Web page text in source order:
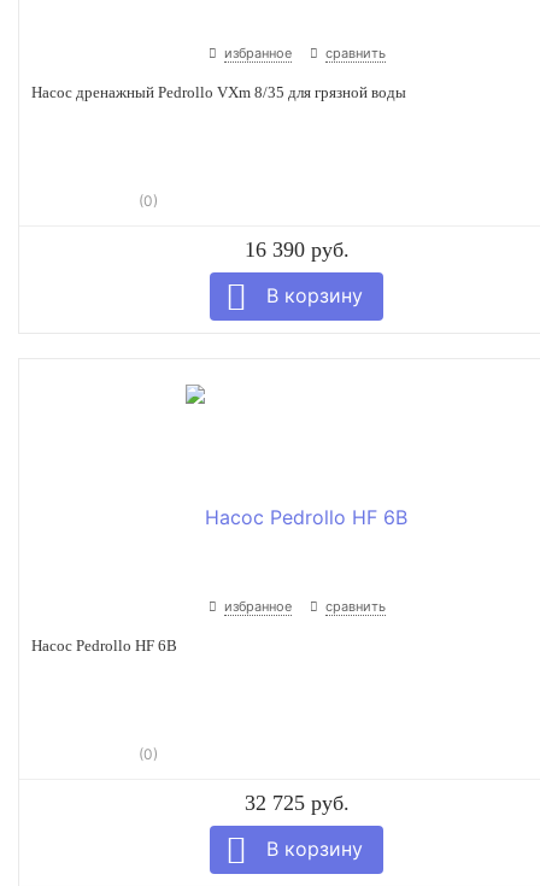
избранное сравнить
Насос дренажный Pedrollo VXm 8/35 для грязной воды
(0)
16 390 руб.
избранное сравнить
Насос Pedrollo HF 6B
(0)
32 725 руб.